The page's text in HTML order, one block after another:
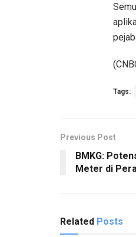
Tags:
Previous Post
BMKG:
Meter di
Related Posts